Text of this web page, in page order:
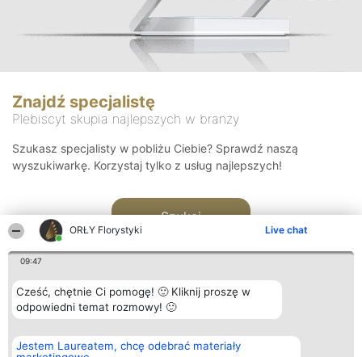
ORŁY Florystyki Live chat
09:47
Cześć, chętnie Ci pomogę! 🙂 Kliknij proszę w
odpowiedni temat rozmowy! 🙂
Jestem Laureatem, chcę odebrać materiały
Znajdź specjalistę
Plebiscyt skupia najlepszych w branży
Szukasz specjalisty w pobliżu Ciebie? Sprawdź naszą
wyszukiwarkę. Korzystaj tylko z usług najlepszych!
Szukaj
Organizator plebiscytu
Bright Side Solutions sp. z o.
Plebiscyt
Laureaci
Kontakt
Kontakt